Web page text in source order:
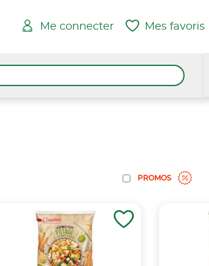
Me connecter Mes favoris
PROMOS